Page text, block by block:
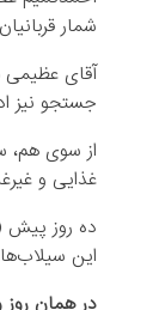
شمار قربانیان سیلاب‌های
آقای عظیمی
جستجو نیز
از سوی هم،
غذایی و
ده روز پیش
این